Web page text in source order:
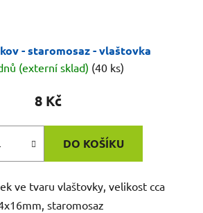
- staromosaz - vlaštovka
(externí sklad) (40 ks)
8 Kč
DO KOŠÍKU
ve tvaru vlaštovky, velikost cca
staromosaz